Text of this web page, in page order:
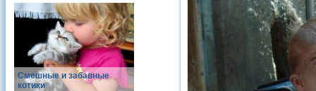
Смешные и забавные
котики